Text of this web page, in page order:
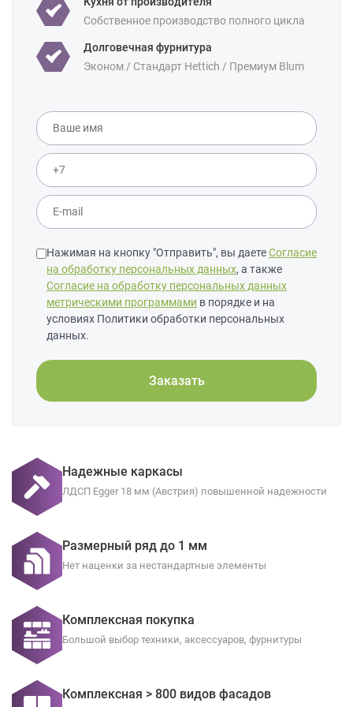
Собственное производство полного цикла
Долговечная фурнитура
Эконом / Стандарт Hettich / Премиум Blum
Нажимая на кнопку "Отправить", вы даетеСогласие
на обработку персональных данных, а также
Согласие на обработку персональных данных
метрическими программами в порядке и на
условиях Политики обработки персональных
данных.
Заказать
Надежные каркасы
ЛДСП Egger 18 мм (Австрия) повышенной надежности
Размерный ряд до 1 мм
Нет наценки за нестандартные элементы
Комплексная покупка
Большой выбор техники, аксессуаров, фурнитуры
Комплексная > 800 видов фасадов